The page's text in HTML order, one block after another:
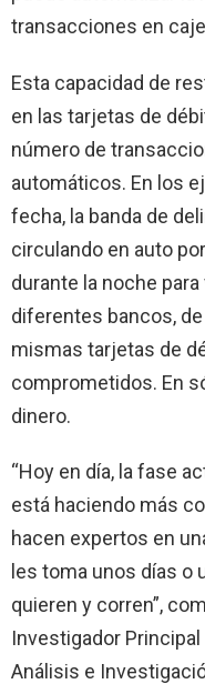
transacciones en
Esta capacidad de
en las tarjetas de
número de
automáticos. En los
fecha, la banda de
circulando en auto
durante la noche
diferentes bancos,
mismas tarjetas de
comprometidos. En
dinero.
“Hoy en día, la fase
está haciendo más
hacen expertos en
les toma unos días o
quieren y corren”,
Investigador
Análisis e